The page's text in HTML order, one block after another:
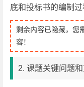
底和投标书的编制
剩余内容已隐藏，您
容！
2. 课题关键问题